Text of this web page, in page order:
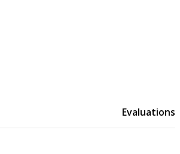
Evaluations